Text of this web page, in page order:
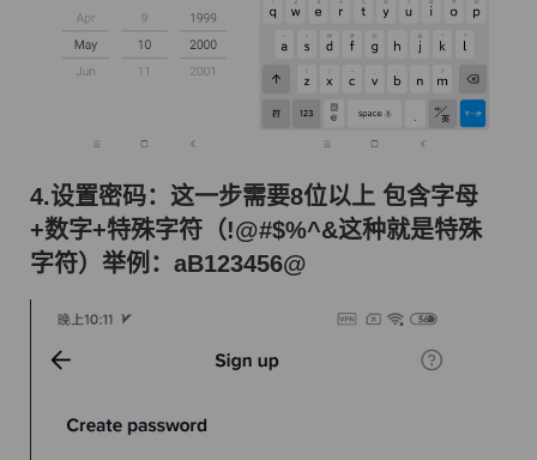
4.设置密码：这一步需要8位以上 包含字母
+数字+特殊字符（!@#$%^&这种就是特殊
字符）举例：aB123456@